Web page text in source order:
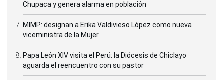
Chupaca y genera alarma en población
MIMP: designan a Erika Valdivieso López como nueva
viceministra de la Mujer
Papa León XIV visita el Perú: la Diócesis de Chiclayo
aguarda el reencuentro con su pastor